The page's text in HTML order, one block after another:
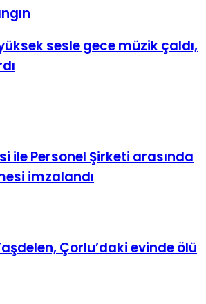
sesle gece müzik çaldı,
ile Personel Şirketi arasında
imzalandı
Çorlu’daki evinde ölü